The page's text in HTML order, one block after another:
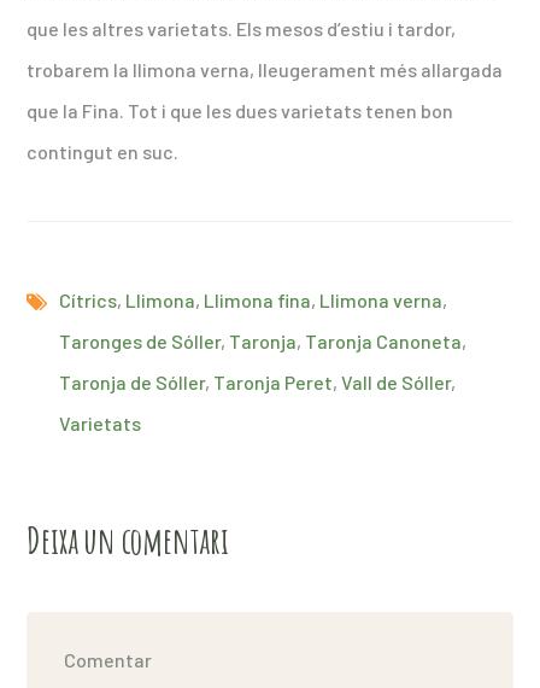
que les altres varietats. Els mesos d’estiu i tardor,
trobarem la llimona verna, lleugerament més allargada
que la Fina. Tot i que les dues varietats tenen bon
contingut en suc.
Cítrics, Llimona, Llimona fina, Llimona verna,
Taronges de Sóller, Taronja, Taronja Canoneta,
Taronja de Sóller, Taronja Peret,Vall de Sóller,
Varietats
Deixa un comentari